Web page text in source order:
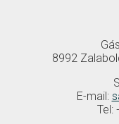
8992
E-mail:
Tel: